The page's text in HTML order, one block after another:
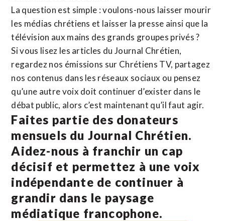
La question est simple : voulons-nous laisser mourir
les médias chrétiens et laisser la presse ainsi que la
télévision aux mains des grands groupes privés ?
Si vous lisez les articles du Journal Chrétien,
regardez nos émissions sur Chrétiens TV, partagez
nos contenus dans les réseaux sociaux ou pensez
qu’une autre voix doit continuer d’exister dans le
débat public, alors c’est maintenant qu’il faut agir.
Faites partie des donateurs
mensuels du Journal Chrétien.
Aidez-nous à franchir un cap
décisif et permettez à une voix
indépendante de continuer à
grandir dans le paysage
médiatique francophone.